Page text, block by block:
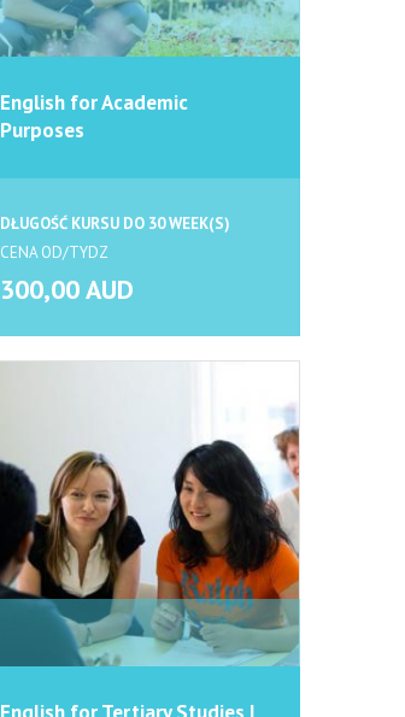
English for Academic
Purposes
DŁUGOŚĆ KURSU DO 30 WEEK(S)
CENA OD/TYDZ
300,00 AUD